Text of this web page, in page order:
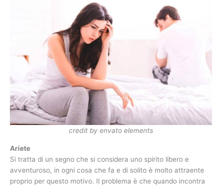
credit by envato elements
Ariete
Si tratta di un segno che si considera uno spirito libero e
avventuroso, in ogni cosa che fa e di solito è molto attraente
proprio per questo motivo. Il problema è che quando incontra